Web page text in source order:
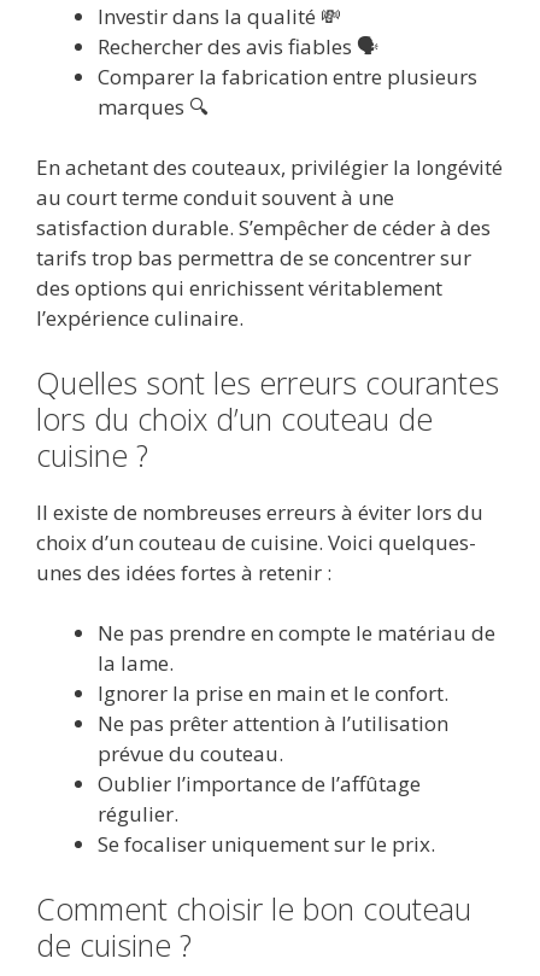
Investir dans la qualité 💸
Rechercher des avis fiables 🗣️
Comparer la fabrication entre plusieurs
marques 🔍
En achetant des couteaux, privilégier la longévité
au court terme conduit souvent à une
satisfaction durable. S’empêcher de céder à des
tarifs trop bas permettra de se concentrer sur
des options qui enrichissent véritablement
l’expérience culinaire.
Quelles sont les erreurs courantes
lors du choix d’un couteau de
cuisine ?
Il existe de nombreuses erreurs à éviter lors du
choix d’un couteau de cuisine. Voici quelques-
unes des idées fortes à retenir :
Ne pas prendre en compte le matériau de
la lame.
Ignorer la prise en main et le confort.
Ne pas prêter attention à l’utilisation
prévue du couteau.
Oublier l’importance de l’affûtage
régulier.
Se focaliser uniquement sur le prix.
Comment choisir le bon couteau
de cuisine ?